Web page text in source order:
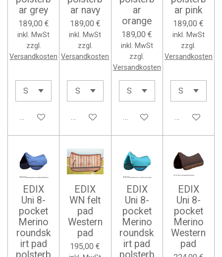
ar grey
189,00 €
inkl. MwSt
zzgl.
Versandkosten
In den Warenkorb
ar navy
189,00 €
inkl. MwSt
zzgl.
Versandkosten
In den Warenkorb
ar
orange
189,00 €
inkl. MwSt
zzgl.
Versandkosten
In den Warenkorb
ar pink
189,00 €
inkl. MwSt
zzgl.
Versandkosten
In den
EDIX
Uni 8-
pocket
Merino
roundsk
irt pad
EDIX
WN felt
pad
Western
pad
195,00 €
EDIX
Uni 8-
pocket
Merino
roundsk
irt pad
EDIX
Uni 8-
pocket
Merino
Western
pad